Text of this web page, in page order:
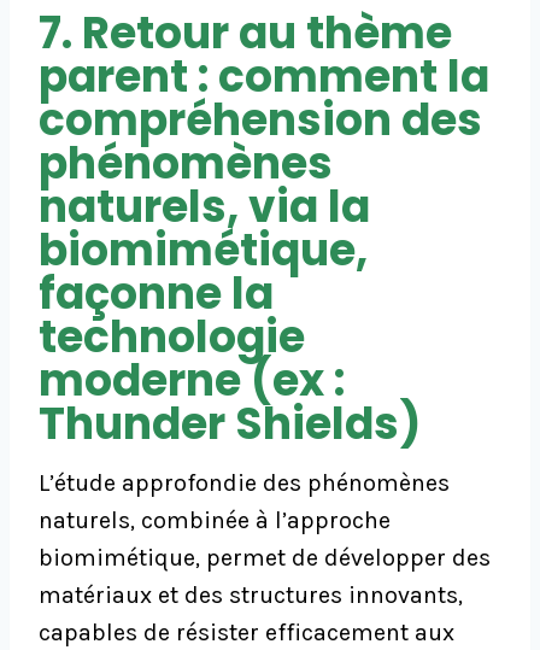
7. Retour au thème
parent : comment la
compréhension des
phénomènes
naturels, via la
biomimétique,
façonne la
technologie
moderne (ex :
Thunder Shields)
L’étude approfondie des phénomènes
naturels, combinée à l’approche
biomimétique, permet de développer des
matériaux et des structures innovants,
capables de résister efficacement aux